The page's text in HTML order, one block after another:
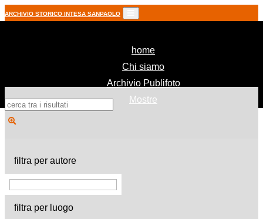
ARCHIVIO STORICO INTESA SANPAOLO
home(current)
Chi siamo
Archivio Publifoto
Mostre
filtra per autore
filtra per luogo